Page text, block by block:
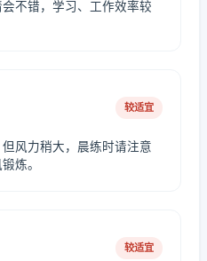
不错，学习、工作效率较
较适宜
风力稍大，晨练时请注意
炼。
较适宜